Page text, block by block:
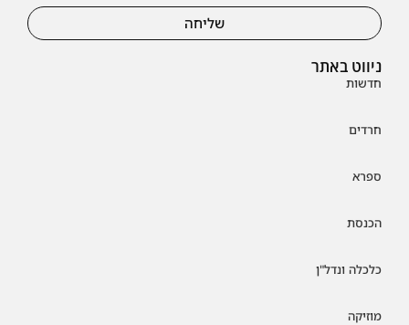
ניווט באתר
חדשות
חרדים
ספרא
הכנסת
כלכלה ונדל"ן
מוזיקה
שליחה